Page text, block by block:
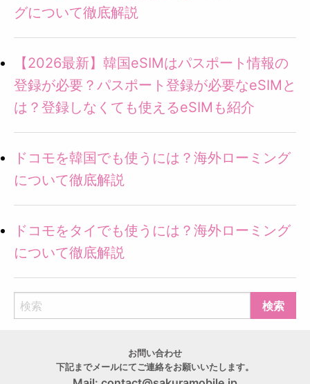
グについて徹底解説
【2026最新】韓国eSIMはパスポート情報の
登録が必要？パスポート登録が必要なeSIMと
は？登録しなくても使えるeSIMも紹介
ドコモを韓国でも使うには？海外ローミング
について徹底解説
ドコモをタイでも使うには？海外ローミング
について徹底解説
お問い合わせ
下記までメールにてご連絡をお願いいたします。